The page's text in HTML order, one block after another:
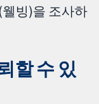
빙)을 조사하
할 수 있